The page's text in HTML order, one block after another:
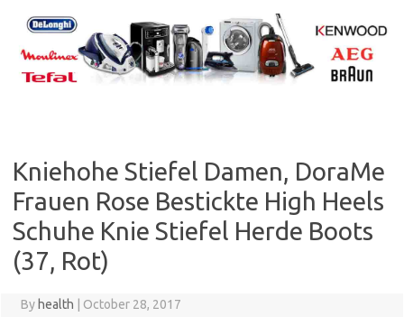
content
Kniehohe Stiefel Damen, DoraMe
Frauen Rose Bestickte High Heels
Schuhe Knie Stiefel Herde Boots
(37, Rot)
By health October 28, 2017